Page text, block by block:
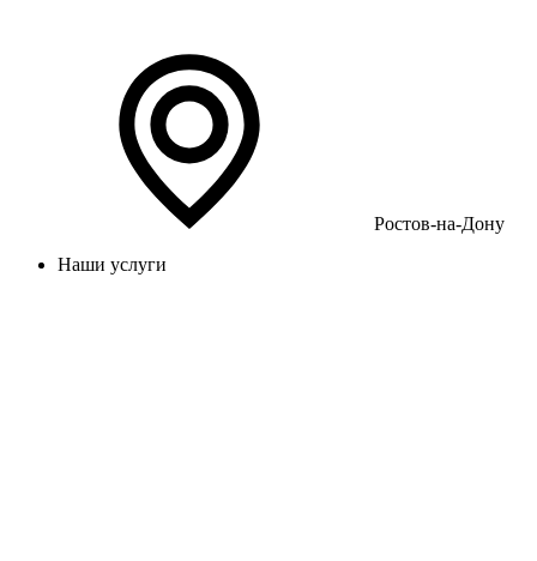
Ростов-на-Дону
Наши услуги